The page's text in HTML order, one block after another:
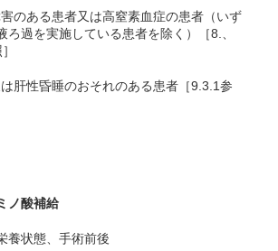
のある患者又は高窒素血症の患者（いず
ろ過を実施している患者を除く）［8.、
肝性昏睡のおそれのある患者［9.3.1参
ノ酸補給
養状態、手術前後